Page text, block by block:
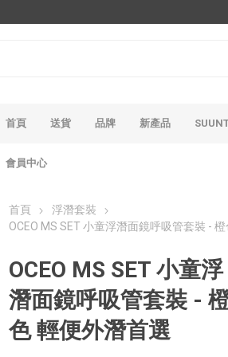
首頁 送貨 品牌 新產品
會員中心
首頁
浮潛套裝
OCEO MS SET 小童浮潛面鏡呼吸管套裝 -
OCEO MS SET 小童浮
潛面鏡呼吸管套裝 -
色 輕便外潛首選